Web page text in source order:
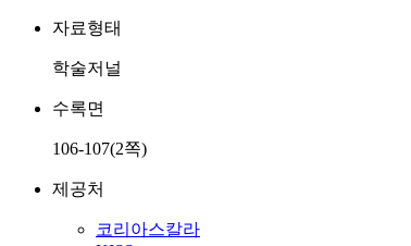
자료형태
학술저널
수록면
106-107(2쪽)
제공처
코리아스칼라